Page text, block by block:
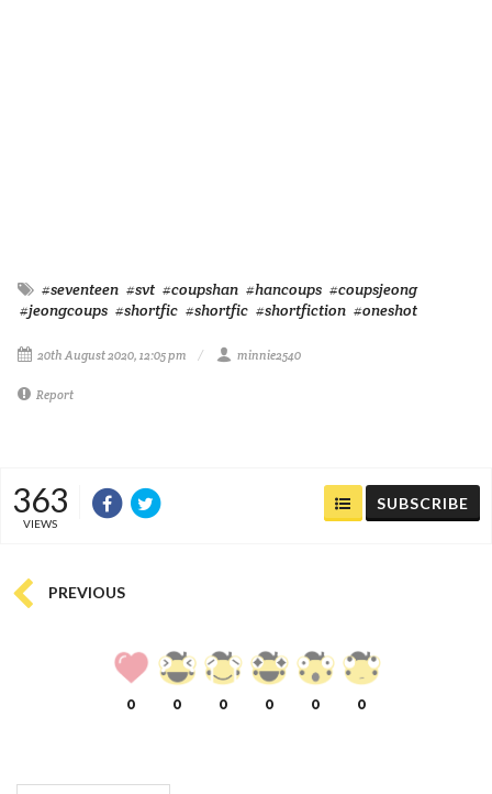
#seventeen #svt #coupshan #hancoups #coupsjeong
#jeongcoups #shortfic #shortfic #shortfiction #oneshot
20th August 2020, 12:05 pm minnie2540
Report
363
VIEWS
SUBSCRIBE
PREVIOUS
0 0 0 0 0 0